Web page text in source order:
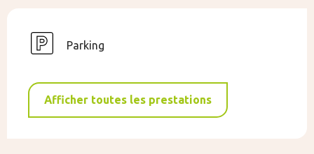
Parking
Afficher toutes les prestations